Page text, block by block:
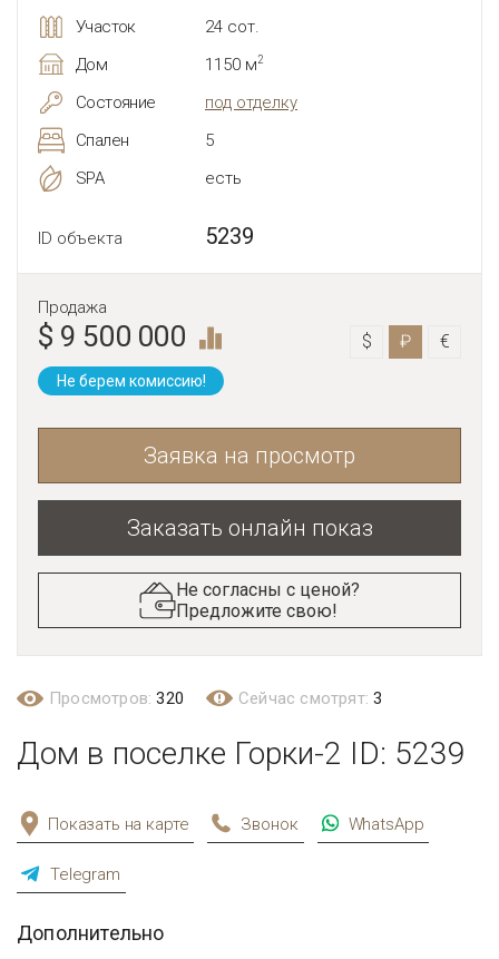
Участок
24 сот.
Дом
1150 м2
Состояние
под отделку
Спален
5
SPA
есть
ID объекта 5239
Продажа
$ 9 500 000 $ ₽ €
Не берем комиссию!
Заявка на просмотр
Заказать онлайн показ
Не согласны с ценой?
Предложите свою!
Просмотров:320 Сейчас смотрят:3
Дом в поселке Горки-2 ID: 5239
Показать на карте Звонок WhatsApp
Telegram
Дополнительно